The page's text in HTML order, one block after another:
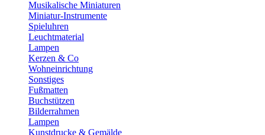
Musikalische Miniaturen
Miniatur-Instrumente
Spieluhren
Leuchtmaterial
Lampen
Kerzen & Co
Wohneinrichtung
Sonstiges
Fußmatten
Buchstützen
Bilderrahmen
Lampen
Kunstdrucke & Gemälde